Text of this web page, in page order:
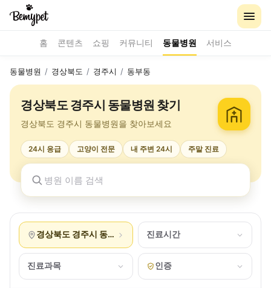
홈 콘텐츠 쇼핑 커뮤니티 동물병원 서비스
동물병원 / 경상북도 / 경주시 / 동부동
경상북도 경주시 동물병원 찾기
경상북도 경주시 동물병원을 찾아보세요
24시 응급 고양이 전문 내 주변 24시 주말 진료
경상북도 경주시 동부동 진료시간
진료과목 인증